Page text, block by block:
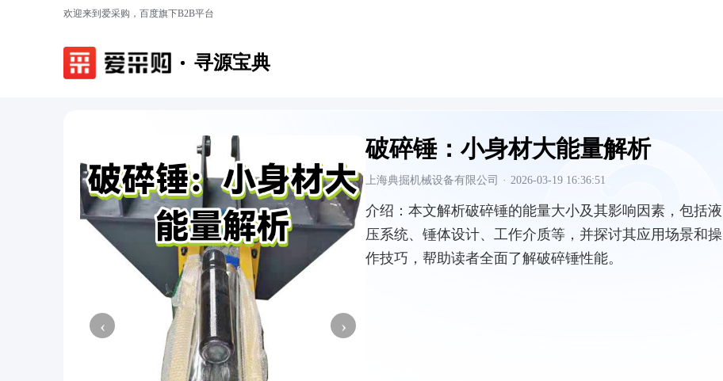
欢迎来到爱采购，百度旗下B2B平台
寻源宝典
‹ ›
破碎锤：小身材大能量解析
上海典掘机械设备有限公司 · 2026-03-19 16:36:51
介绍： 本文解析破碎锤的能量大小及其影响因素，包括液
压系统、锤体设计、工作介质等，并探讨其应用场景和操
作技巧，帮助读者全面了解破碎锤性能。